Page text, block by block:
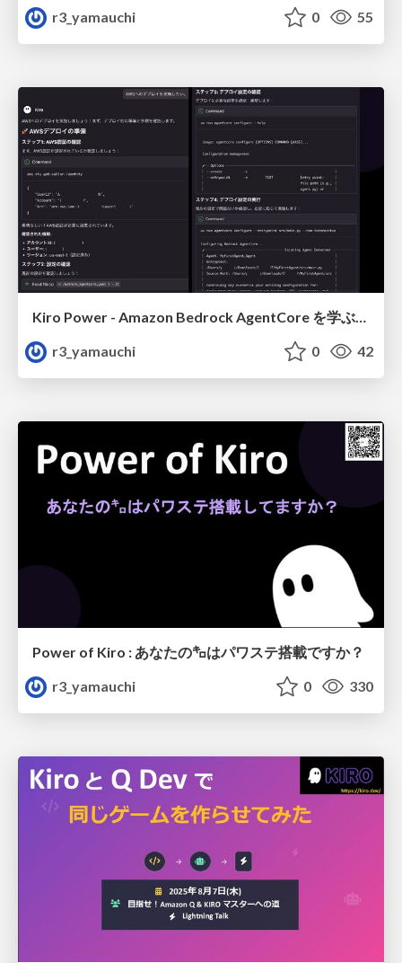
r3_yamauchi
0 55
Kiro Power - Amazon Bedrock AgentCore を学ぶ、もう一つの方法 (デプロイ編)
r3_yamauchi
0 42
Power of Kiro : あなたの㌔はパワステ搭載ですか？
r3_yamauchi
0 330